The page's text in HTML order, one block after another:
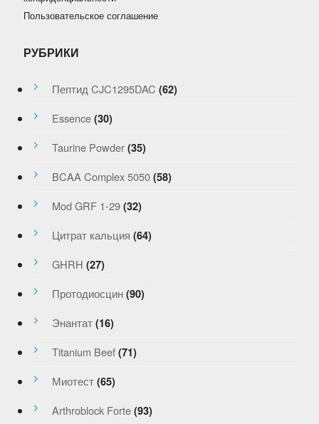
Пользовательское соглашение
РУБРИКИ
Пептид CJC1295DAC (62)
Essence (30)
Taurine Powder (35)
BCAA Complex 5050 (58)
Mod GRF 1-29 (32)
Цитрат кальция (64)
GHRH (27)
Протодиосцин (90)
Энантат (16)
Titanium Beef (71)
Миотест (65)
Arthroblock Forte (93)